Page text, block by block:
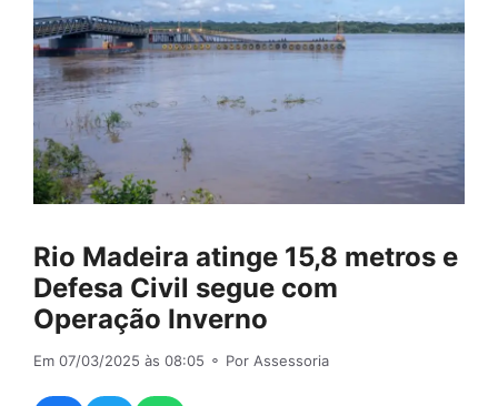
Rio Madeira atinge 15,8 metros e
Defesa Civil segue com
Operação Inverno
Em 07/03/2025 às 08:05 ⚬ Por Assessoria